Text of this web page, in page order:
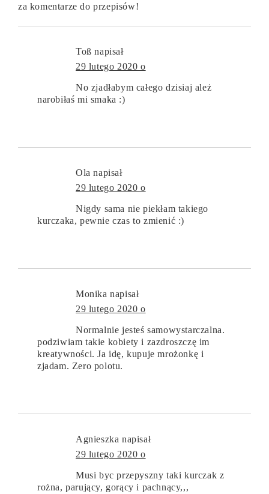
za komentarze do przepisów!
Toß napisał
29 lutego 2020 o
No zjadłabym całego dzisiaj ależ
narobiłaś mi smaka :)
Ola napisał
29 lutego 2020 o
Nigdy sama nie piekłam takiego
kurczaka, pewnie czas to zmienić :)
Monika napisał
29 lutego 2020 o
Normalnie jesteś samowystarczalna.
podziwiam takie kobiety i zazdroszczę im
kreatywności. Ja idę, kupuje mrożonkę i
zjadam. Zero polotu.
Agnieszka napisał
29 lutego 2020 o
Musi byc przepyszny taki kurczak z
rożna, parujący, gorący i pachnący,,,